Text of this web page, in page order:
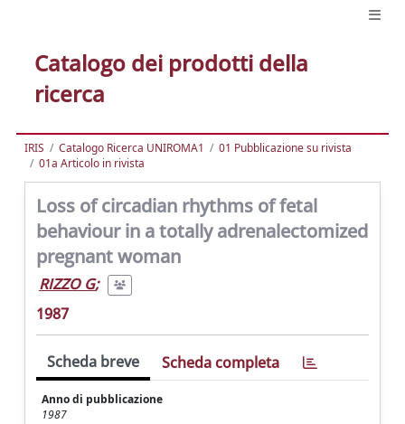
Catalogo dei prodotti della
ricerca
IRIS Catalogo Ricerca UNIROMA1
01 Pubblicazione su rivista
01a Articolo in rivista
Loss of circadian rhythms of fetal
behaviour in a totally adrenalectomized
pregnant woman
RIZZO G;
1987
Scheda breve Scheda completa
Anno di pubblicazione
1987